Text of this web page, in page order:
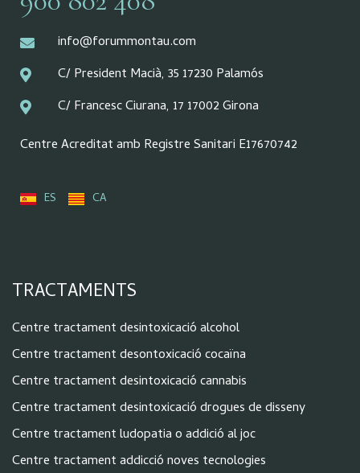
info@forummontau.com
C/ President Macià, 35 17230 Palamós
C/ Francesc Ciurana, 17 17002 Girona
Centre Acreditat amb Registre Sanitari E17670742
ES CA
TRACTAMENTS
Centre tractament desintoxicació alcohol
Centre tractament desontoxicació cocaïna
Centre tractament desintoxicació cannabis
Centre tractament desintoxicació drogues de disseny
Centre tractament ludopatia o addició al joc
Centre tractament addicció noves tecnologies